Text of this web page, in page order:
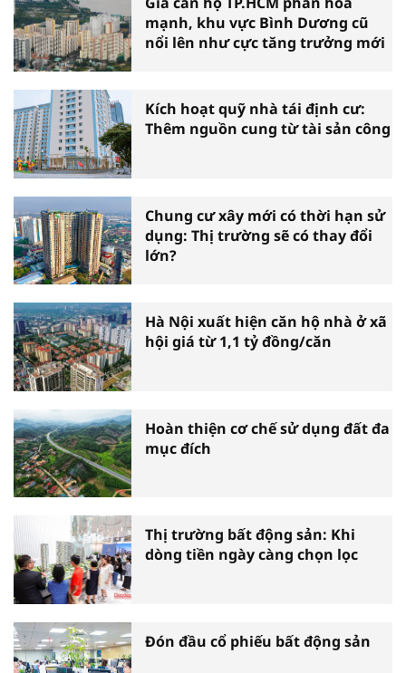
mạnh, khu vực Bình Dương cũ
nổi lên như cực tăng trưởng mới
Kích hoạt quỹ nhà tái định cư:
Thêm nguồn cung từ tài sản công
Chung cư xây mới có thời hạn sử
dụng: Thị trường sẽ có thay đổi
lớn?
Hà Nội xuất hiện căn hộ nhà ở xã
hội giá từ 1,1 tỷ đồng/căn
Hoàn thiện cơ chế sử dụng đất đa
mục đích
Thị trường bất động sản: Khi
dòng tiền ngày càng chọn lọc
Đón đầu cổ phiếu bất động sản